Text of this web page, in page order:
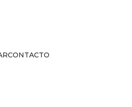
CONTACTO